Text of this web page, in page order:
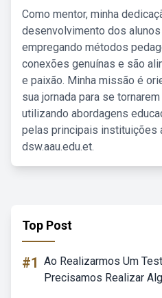
Como mentor, minha
desenvolvimento dos
empregando métodos
conexões genuínas e são
e paixão. Minha missão é
sua jornada para se
utilizando abordagens
pelas principais instituições
dsw.aau.edu.et.
Top Post
#1 Ao Realizarmos Um
Precisamos Realizar